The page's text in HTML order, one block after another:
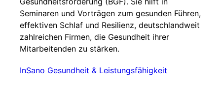
Seminaren und Vorträgen zum gesunden Führen,
effektiven Schlaf und Resilienz, deutschlandweit
zahlreichen Firmen, die Gesundheit ihrer
Mitarbeitenden zu stärken.
InSano Gesundheit & Leistungsfähigkeit